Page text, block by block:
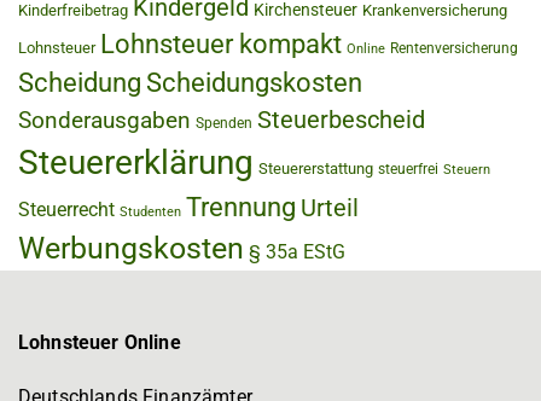
Kinderfreibetrag Kindergeld Kirchensteuer Krankenversicherung
Lohnsteuer Lohnsteuer kompakt Online Rentenversicherung
Scheidung Scheidungskosten
Sonderausgaben Spenden Steuerbescheid
Steuererklärung Steuererstattung steuerfrei Steuern
Steuerrecht Studenten Trennung Urteil
Werbungskosten § 35a EStG
Lohnsteuer Online